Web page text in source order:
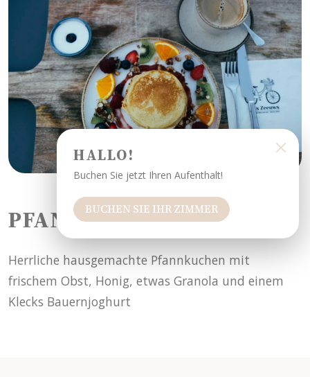
HALLO!
Buchen Sie jetzt Ihren Aufenthalt!
BUCHEN SIE IHR ZIMMER
PFANNKUCHEN
Herrliche hausgemachte Pfannkuchen mit
frischem Obst, Honig, etwas Granola und einem
Klecks Bauernjoghurt